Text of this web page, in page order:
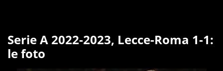
Serie A 2022-2023, Lecce-Roma 1-1:
le foto